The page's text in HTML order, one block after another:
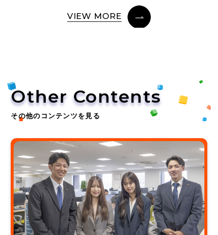
VIEW MORE
Other Contents
その他のコンテンツを見る